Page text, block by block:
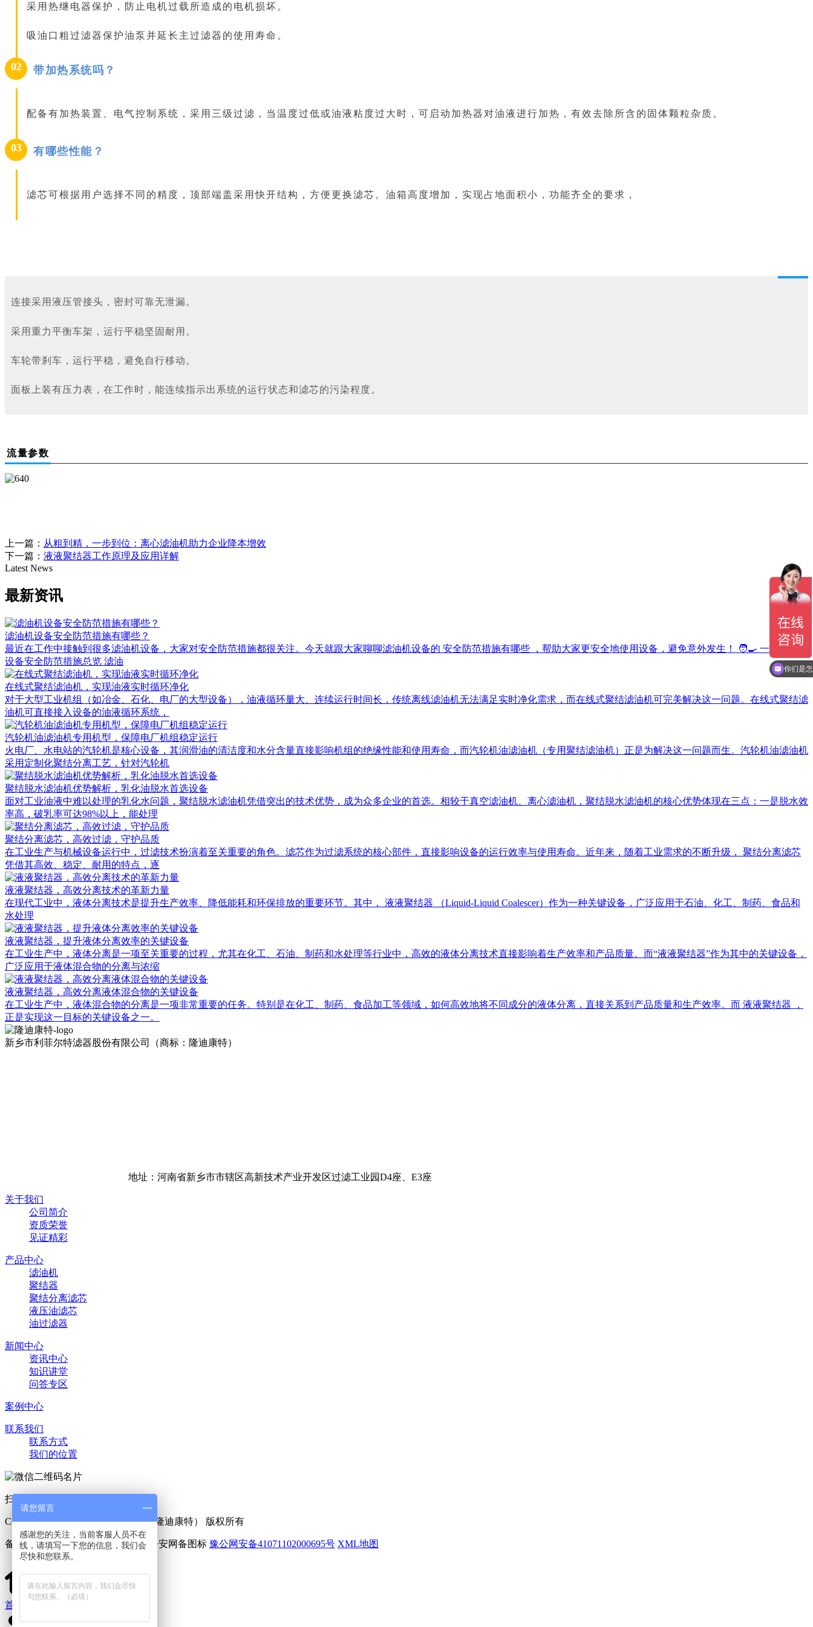
采用热继电器保护，防止电机过载所造成的电机损坏。
吸油口粗过滤器保护油泵并延长主过滤器的使用寿命。
02 带加热系统吗？
配备有加热装置、电气控制系统，采用三级过滤，当温度过低或油液粘度过大时，可启动加热器对油液进行加热，有效去除所含的固体颗粒杂质。
03 有哪些性能？
滤芯可根据用户选择不同的精度，顶部端盖采用快开结构，方便更换滤芯。油箱高度增加，实现占地面积小，功能齐全的要求，
连接采用液压管接头，密封可靠无泄漏。
采用重力平衡车架，运行平稳坚固耐用。
车轮带刹车，运行平稳，避免自行移动。
面板上装有压力表，在工作时，能连续指示出系统的运行状态和滤芯的污染程度。
流量参数
上一篇： 从粗到精，一步到位：离心滤油机助力企业降本增效
下一篇： 液液聚结器工作原理及应用详解
Latest News
最新资讯
滤油机设备安全防范措施有哪些？
最近在工作中接触到很多滤油机设备，大家对安全防范措施都很关注。今天就跟大家聊聊滤油机设备的 安全防范措施有哪些 ，帮助大家更安全地使用设备，避免意外发生！ 🧑‍🍳 一、滤油机
设备安全防范措施总览 滤油
在线式聚结滤油机，实现油液实时循环净化
对于大型工业机组（如冶金、石化、电厂的大型设备），油液循环量大、连续运行时间长，传统离线滤油机无法满足实时净化需求，而在线式聚结滤油机可完美解决这一问题。在线式聚结滤
油机可直接接入设备的油液循环系统，
汽轮机油滤油机专用机型，保障电厂机组稳定运行
火电厂、水电站的汽轮机是核心设备，其润滑油的清洁度和水分含量直接影响机组的绝缘性能和使用寿命，而汽轮机油滤油机（专用聚结滤油机）正是为解决这一问题而生。汽轮机油滤油机
采用定制化聚结分离工艺，针对汽轮机
聚结脱水滤油机优势解析，乳化油脱水首选设备
面对工业油液中难以处理的乳化水问题，聚结脱水滤油机凭借突出的技术优势，成为众多企业的首选。相较于真空滤油机、离心滤油机，聚结脱水滤油机的核心优势体现在三点：一是脱水效
率高，破乳率可达98%以上，能处理
聚结分离滤芯，高效过滤，守护品质
在工业生产与机械设备运行中，过滤技术扮演着至关重要的角色。滤芯作为过滤系统的核心部件，直接影响设备的运行效率与使用寿命。近年来，随着工业需求的不断升级， 聚结分离滤芯
凭借其高效、稳定、耐用的特点，逐
液液聚结器，高效分离技术的革新力量
在现代工业中，液体分离技术是提升生产效率、降低能耗和环保排放的重要环节。其中， 液液聚结器 （Liquid-Liquid Coalescer）作为一种关键设备，广泛应用于石油、化工、制药、食品和
水处理
液液聚结器，提升液体分离效率的关键设备
在工业生产中，液体分离是一项至关重要的过程，尤其在化工、石油、制药和水处理等行业中，高效的液体分离技术直接影响着生产效率和产品质量。而“液液聚结器”作为其中的关键设备，
广泛应用于液体混合物的分离与浓缩
液液聚结器，高效分离液体混合物的关键设备
在工业生产中，液体混合物的分离是一项非常重要的任务。特别是在化工、制药、食品加工等领域，如何高效地将不同成分的液体分离，直接关系到产品质量和生产效率。而 液液聚结器 ，
正是实现这一目标的关键设备之一。
新乡市利菲尔特滤器股份有限公司（商标：隆迪康特）
地址：河南省新乡市市辖区高新技术产业开发区过滤工业园D4座、E3座
关于我们
公司简介
资质荣誉
见证精彩
产品中心
滤油机
聚结器
聚结分离滤芯
液压油滤芯
油过滤器
新闻中心
资讯中心
知识讲堂
问答专区
案例中心
联系我们
联系方式
我们的位置
扫一扫 添加好友
Copyright © 2025 利菲尔特（商标：隆迪康特） 版权所有
备案号：豫ICP备11005909号-6 豫公网安备41071102000695号 XML地图
首页
你们是
请您留言
感谢您的关注，当前客服人员不在
线，请填写一下您的信息，我们会
尽快和您联系。